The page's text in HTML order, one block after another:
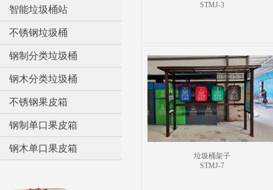
智能垃圾桶站
不锈钢垃圾桶
钢制分类垃圾桶
钢木分类垃圾桶
不锈钢果皮箱
钢制单口果皮箱
钢木单口果皮箱
STMJ-3
垃圾桶架子
STMJ-7